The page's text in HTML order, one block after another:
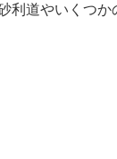
利道やいくつ